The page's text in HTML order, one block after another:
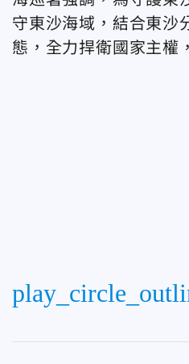
守東沙海域，結合東沙
態，全力捍衛國家主權